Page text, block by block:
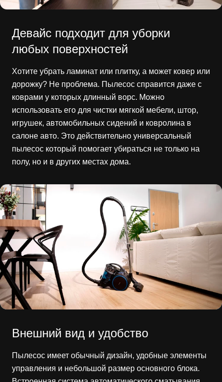
Девайс подходит для уборки
любых поверхностей
Хотите убрать ламинат или плитку, а может ковер или
дорожку? Не проблема. Пылесос справится даже с
коврами у которых длинный ворс. Можно
использовать его для чистки мягкой мебели, штор,
игрушек, автомобильных сидений и ковролина в
салоне авто. Это действительно универсальный
пылесос который помогает убираться не только на
полу, но и в других местах дома.
Внешний вид и удобство
Пылесос имеет обычный дизайн, удобные элементы
управления и небольшой размер основного блока.